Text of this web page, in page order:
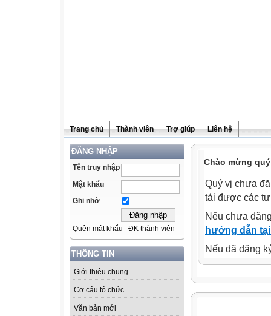
Trang chủ Thành viên Trợ giúp Liên hệ
ĐĂNG NHẬP
Tên truy nhập
Mật khẩu
Ghi nhớ
Quên mật khẩu ĐK thành viên
THÔNG TIN
Giới thiệu chung
Cơ cấu tổ chức
Văn bản mới
Chào mừng
Quý vị chưa
tải được các
Nếu chưa
hướng dẫn
Nếu đã đăng